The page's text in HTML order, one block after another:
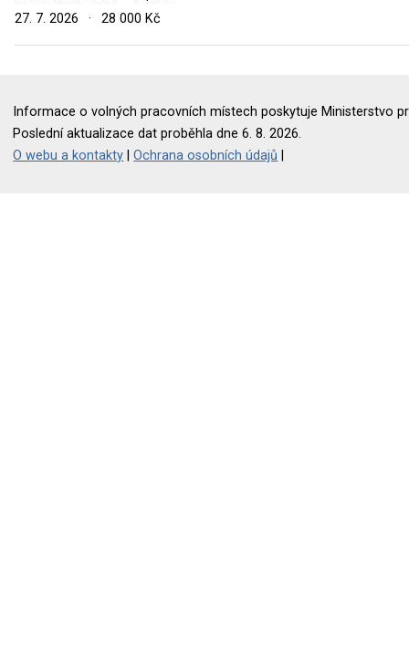
27. 7. 2026
· 28 000 Kč
Informace o volných pracovních místech poskytuje Ministerstvo
Poslední aktualizace dat proběhla dne 6. 8. 2026.
O webu a kontakty |Ochrana osobních údajů